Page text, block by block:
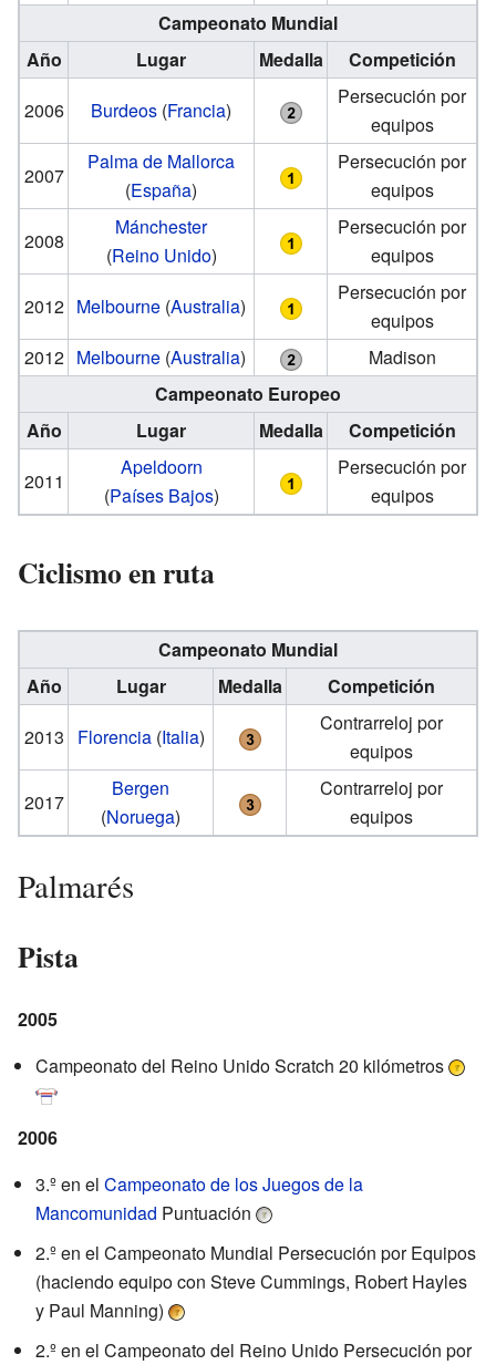
Campeonato Mundial
Año
Lugar Medalla
Competición
2006
Burdeos (Francia)
Persecución por
equipos
2007
Palma de Mallorca
(España)
Persecución por
equipos
2008
Mánchester
(Reino Unido)
Persecución por
equipos
2012 Melbourne (Australia)
Persecución por
equipos
2012 Melbourne (Australia)
Madison
Campeonato Europeo
Año
Lugar Medalla
Competición
2011
Apeldoorn
(Países Bajos)
Persecución por
equipos
Ciclismo en ruta
Campeonato Mundial
Año
Lugar Medalla
Competición
2013
Florencia (Italia)
Contrarreloj por
equipos
2017
Bergen
(Noruega)
Contrarreloj por
equipos
Palmarés
Pista
2005
Campeonato del Reino Unido Scratch 20 kilómetros
2006
3.º en el Campeonato de los Juegos de la
Mancomunidad Puntuación
2.º en el Campeonato Mundial Persecución por Equipos
(haciendo equipo con Steve Cummings, Robert Hayles
y Paul Manning)
2.º en el Campeonato del Reino Unido Persecución por